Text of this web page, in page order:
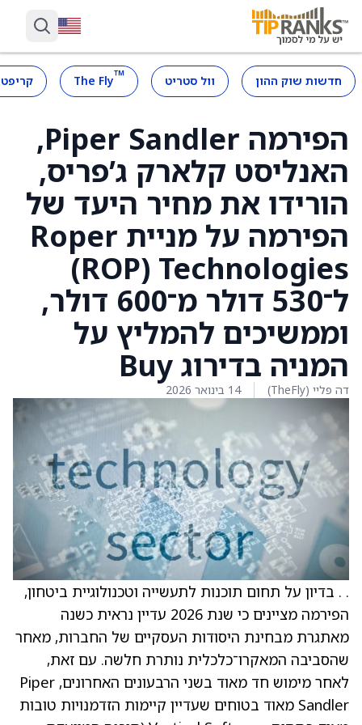
חדשות שוק ההון וול סטריט ™
The Fly
הפירמה Piper Sandler,
האנליסט קלארק ג’פריס,
הורידו את מחיר היעד של
הפירמה על מניית Roper
Technologies‏ (ROP)
ל־530 דולר מ־600 דולר,
וממשיכים להמליץ על
המניה בדירוג Buy
דה פליי (TheFly) 14 בינואר 2026
. . בדיון על תחום תוכנות לתעשייה וטכנולוגיית ביטחון,
הפירמה מציינים כי שנת 2026 עדיין נראית כשנה
מאתגרת מבחינת היסודות העסקיים של החברות, מאחר
שהסביבה המאקרו־כלכלית נותרת חלשה. עם זאת,
לאחר מימוש חד מאוד בשני הרבעונים האחרונים, Piper
Sandler מאוד בטוחים שעדיין קיימות הזדמנויות טובות